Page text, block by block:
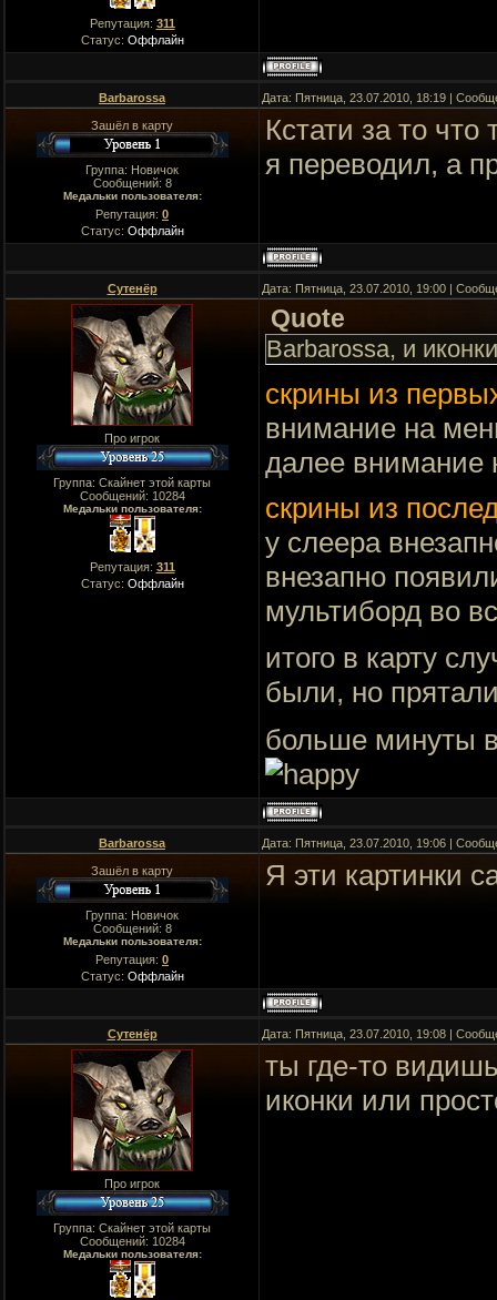
Репутация: 311
Статус: Оффлайн
Barbarossa Дата: Пятница, 23.07.2010, 18:19 |
Зашёл в карту
Группа: Новичок
Сообщений: 8
Медальки пользователя:
Репутация: 0
Статус: Оффлайн
Кстати за то
я переводил, а
Сутенёр Дата: Пятница, 23.07.2010, 19:00 |
Про игрок
Группа: Скайнет этой карты
Сообщений: 10284
Медальки пользователя:
Репутация: 311
Статус: Оффлайн
Quote
Barbarossa, и
скрины из
внимание на
далее внимание
скрины из
у слеера
внезапно
мультиборд во
итого в карту
были, но
больше минуты в
Barbarossa Дата: Пятница, 23.07.2010, 19:06 |
Зашёл в карту
Группа: Новичок
Сообщений: 8
Медальки пользователя:
Репутация: 0
Статус: Оффлайн
Я эти картинки
Сутенёр Дата: Пятница, 23.07.2010, 19:08 |
Про игрок
Группа: Скайнет этой карты
Сообщений: 10284
Медальки пользователя:
ты где-то
иконки или